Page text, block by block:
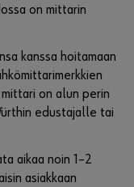
on mittarin
kanssa hoitamaan
on alun perin
edustajalle tai
aikaa noin 1–2
asiakkaan